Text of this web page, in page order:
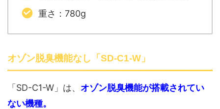
重さ：780g
オゾン脱臭機能なし「SD-C1-W」
「SD-C1-W」は、 オゾン脱臭機能が搭載されてい
ない機種。